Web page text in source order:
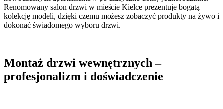
Renomowany salon drzwi w mieście Kielce prezentuje bogatą
kolekcję modeli, dzięki czemu możesz zobaczyć produkty na żywo i
dokonać świadomego wyboru drzwi.
Montaż drzwi wewnętrznych –
profesjonalizm i doświadczenie